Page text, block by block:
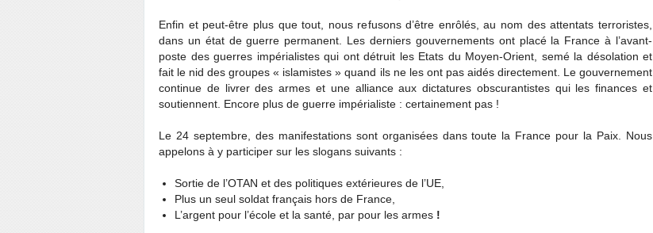
Enfin et peut-être plus que tout, nous refusons d’être enrôlés, au nom des attentats terroristes,
dans un état de guerre permanent. Les derniers gouvernements ont placé la France à l’avant-
poste des guerres impérialistes qui ont détruit les Etats du Moyen-Orient, semé la désolation et
fait le nid des groupes « islamistes » quand ils ne les ont pas aidés directement. Le gouvernement
continue de livrer des armes et une alliance aux dictatures obscurantistes qui les finances et
soutiennent. Encore plus de guerre impérialiste : certainement pas !
Le 24 septembre, des manifestations sont organisées dans toute la France pour la Paix. Nous
appelons à y participer sur les slogans suivants :
Sortie de l’OTAN et des politiques extérieures de l’UE,
Plus un seul soldat français hors de France,
L’argent pour l’école et la santé, par pour les armes !